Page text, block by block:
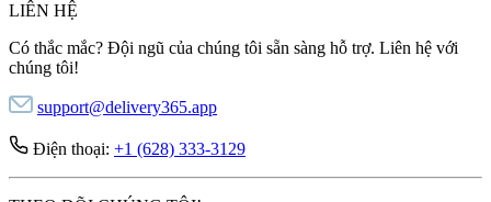
LIÊN HỆ
Có thắc mắc? Đội ngũ của chúng tôi sẵn sàng hỗ trợ. Liên hệ với
chúng tôi!
support@delivery365.app
Điện thoại: +1 (628) 333-3129